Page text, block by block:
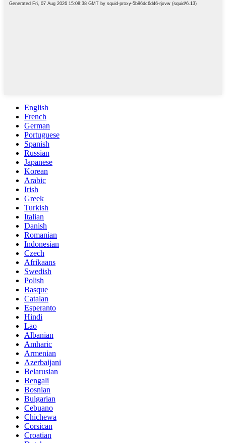
English
French
German
Portuguese
Spanish
Russian
Japanese
Korean
Arabic
Irish
Greek
Turkish
Italian
Danish
Romanian
Indonesian
Czech
Afrikaans
Swedish
Polish
Basque
Catalan
Esperanto
Hindi
Lao
Albanian
Amharic
Armenian
Azerbaijani
Belarusian
Bengali
Bosnian
Bulgarian
Cebuano
Chichewa
Corsican
Croatian